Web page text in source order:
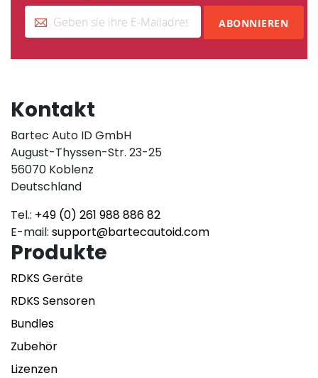
ABONNIEREN
Kontakt
Bartec Auto ID GmbH
August-Thyssen-Str. 23-25
56070 Koblenz
Deutschland
Tel.: +49 (0) 261 988 886 82
E-mail: support@bartecautoid.com
Produkte
RDKS Geräte
RDKS Sensoren
Bundles
Zubehör
Lizenzen